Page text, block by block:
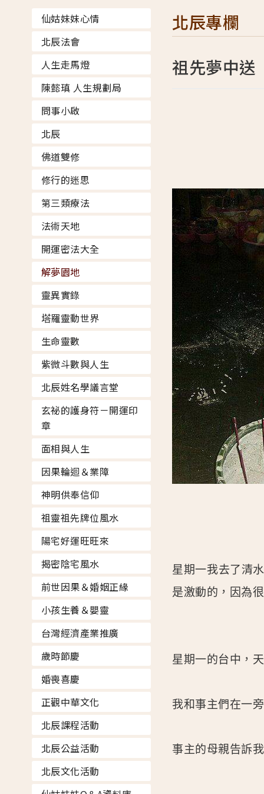
仙姑妹妹心情
北辰法會
人生走馬燈
陳懿瑱 人生規劃局
問事小啟
北辰
佛道雙修
修行的迷思
第三類療法
法術天地
開運密法大全
解夢園地
靈異實錄
塔羅靈動世界
生命靈數
紫微斗數與人生
北辰姓名學議言堂
玄祕的護身符－開運印
章
面相與人生
因果輪迴＆業障
神明供奉信仰
祖靈祖先牌位風水
陽宅好運旺旺來
揭密陰宅風水
前世因果＆婚姻正緣
小孩生養＆嬰靈
台灣經濟產業推廣
歲時節慶
婚喪喜慶
正觀中華文化
北辰課程活動
北辰公益活動
北辰文化活動
北辰專欄
祖先夢中
星期一我去了清
是激動的，因為
星期一的台中，
我和事主們在一
事主的母親告訴